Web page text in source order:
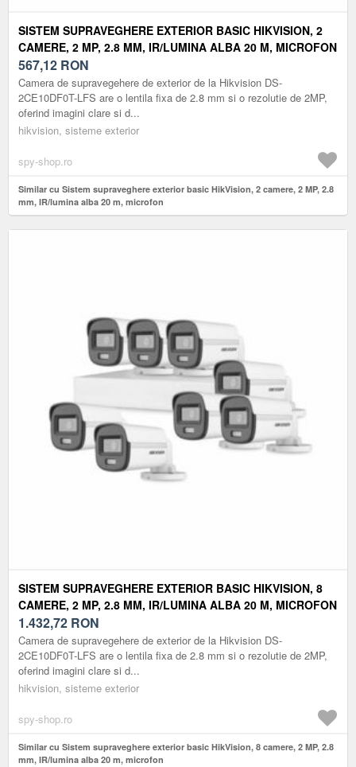
SISTEM SUPRAVEGHERE EXTERIOR BASIC HIKVISION, 2
CAMERE, 2 MP, 2.8 MM, IR/LUMINA ALBA 20 M, MICROFON
567,12 RON
Camera de supravegehere de exterior de la Hikvision DS-
2CE10DF0T-LFS are o lentila fixa de 2.8 mm si o rezolutie de 2MP,
oferind imagini clare si d...
hikvision, sisteme exterior
spy-shop.ro
Similar cu Sistem supraveghere exterior basic HikVision, 2 camere, 2 MP, 2.8
mm, IR/lumina alba 20 m, microfon
SISTEM SUPRAVEGHERE EXTERIOR BASIC HIKVISION, 8
CAMERE, 2 MP, 2.8 MM, IR/LUMINA ALBA 20 M, MICROFON
1.432,72 RON
Camera de supravegehere de exterior de la Hikvision DS-
2CE10DF0T-LFS are o lentila fixa de 2.8 mm si o rezolutie de 2MP,
oferind imagini clare si d...
hikvision, sisteme exterior
spy-shop.ro
Similar cu Sistem supraveghere exterior basic HikVision, 8 camere, 2 MP, 2.8
mm, IR/lumina alba 20 m, microfon